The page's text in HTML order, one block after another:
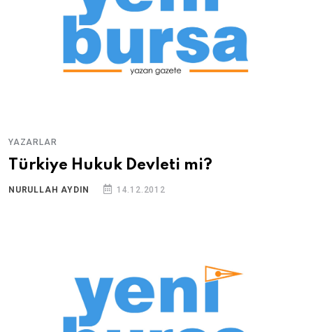
YAZARLAR
Türkiye Hukuk Devleti mi?
NURULLAH AYDIN 14.12.2012